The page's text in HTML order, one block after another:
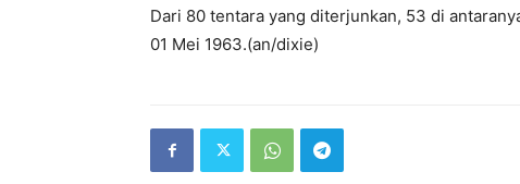
Dari 80 tentara yang diterjunkan, 53 di
01 Mei 1963.(an/dixie)